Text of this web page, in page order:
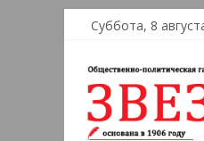
Суббота, 8